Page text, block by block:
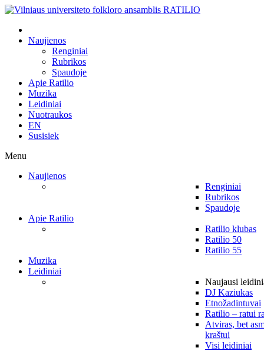
Naujienos
Renginiai
Rubrikos
Spaudoje
Apie Ratilio
Muzika
Leidiniai
Nuotraukos
EN
Susisiek
Menu
Naujienos
Renginiai
Rubrikos
Spaudoje
Apie Ratilio
Ratilio klubas
Ratilio 50
Ratilio 55
Muzika
Leidiniai
Naujausi
DJ Kaziukas
Etnožadintuvai
Ratilio – ratui
Atviras, bet
kraštui
Visi leidiniai